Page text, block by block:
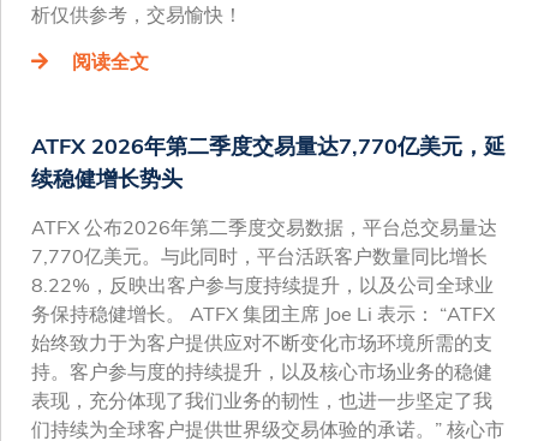
析仅供参考，交易愉快！
阅读全文
ATFX 2026年第二季度交易量达7,770亿美元，延
续稳健增长势头
ATFX 公布2026年第二季度交易数据，平台总交易量达
7,770亿美元。与此同时，平台活跃客户数量同比增长
8.22%，反映出客户参与度持续提升，以及公司全球业
务保持稳健增长。 ATFX 集团主席 Joe Li 表示： “ATFX
始终致力于为客户提供应对不断变化市场环境所需的支
持。客户参与度的持续提升，以及核心市场业务的稳健
表现，充分体现了我们业务的韧性，也进一步坚定了我
们持续为全球客户提供世界级交易体验的承诺。” 核心市